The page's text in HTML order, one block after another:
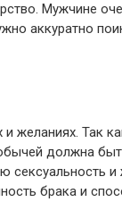
Мужчине
аккуратно
желаниях. Так
должна
сексуальность
брака и